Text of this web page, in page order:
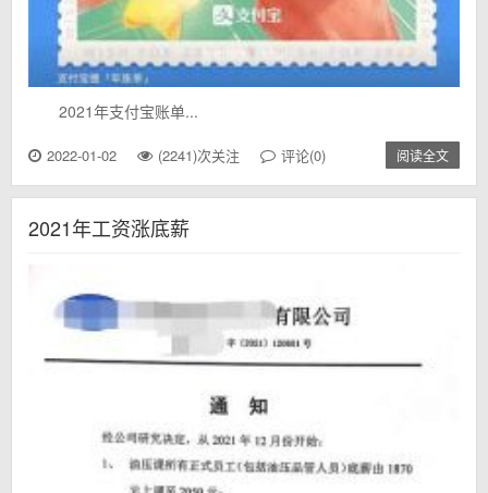
2021年支付宝账单...
2022-01-02 (2241)次关注 评论(0) 阅读全文
2021年工资涨底薪